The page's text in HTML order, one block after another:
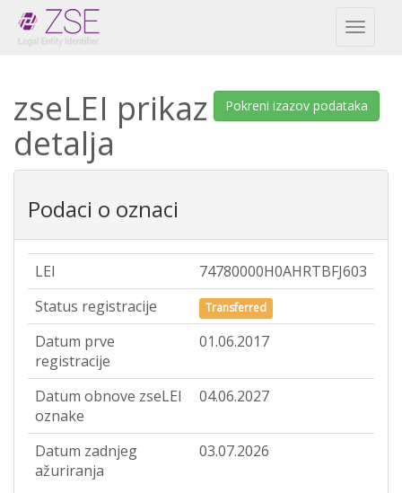
Toggle
Pokreni izazov podataka
zseLEI prikaz
detalja
Podaci o oznaci
LEI
74780000H0AHRTBFJ603
Status registracije
Transferred
Datum prve
registracije
01.06.2017
Datum obnove zseLEI
oznake
04.06.2027
Datum zadnjeg
ažuriranja
03.07.2026